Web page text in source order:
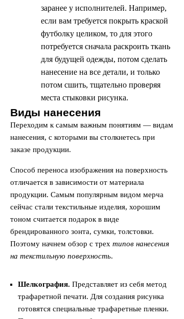
заранее у исполнителей. Например,
если вам требуется покрыть краской
футболку целиком, то для этого
потребуется сначала раскроить ткань
для будущей одежды, потом сделать
нанесение на все детали, и только
потом сшить, тщательно проверяя
места стыковки рисунка.
Виды нанесения
Переходим к самым важным понятиям — видам
нанесения, с которыми вы столкнетесь при
заказе продукции.
Способ переноса изображения на поверхность
отличается в зависимости от материала
продукции. Самым популярным видом мерча
сейчас стали текстильные изделия, хорошим
тоном считается подарок в виде
брендированного зонта, сумки, толстовки.
Поэтому начнем обзор с трех типов нанесения
на текстильную поверхность.
Шелкография. Представляет из себя метод
трафаретной печати. Для создания рисунка
готовятся специальные трафаретные пленки.